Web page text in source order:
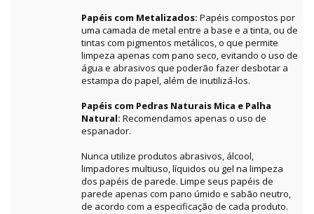
Papéis com Metalizados: Papéis compostos por
uma camada de metal entre a base e a tinta, ou de
tintas com pigmentos metálicos, o que permite
limpeza apenas com pano seco, evitando o uso de
água e abrasivos que poderão fazer desbotar a
estampa do papel, além de inutilizá-los.
Papéis com Pedras Naturais Mica e Palha
Natural: Recomendamos apenas o uso de
espanador.
Nunca utilize produtos abrasivos, álcool,
limpadores multiuso, líquidos ou gel na limpeza
dos papéis de parede. Limpe seus papéis de
parede apenas com pano úmido e sabão neutro,
de acordo com a especificação de cada produto.